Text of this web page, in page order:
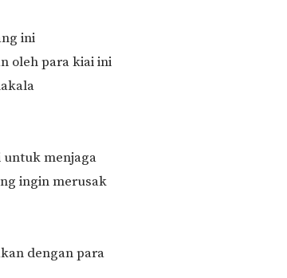
ini
oleh para kiai ini
menjaga
ingin merusak
dengan para